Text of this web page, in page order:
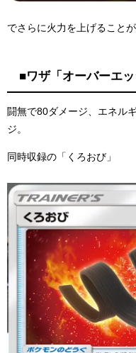
でさらに火力を上げることが
■ワザ「オーバーエッ
闘無で80ダメージ、エネル
ジ。
同時収録の「くろおび」